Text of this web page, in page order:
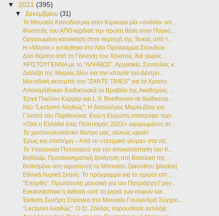
▼ 2021 (395)
▼Δεκεμβρίου(31)
Το Μουσείο Καποδίστρια στην Κέρκυρα μία «ανάσα» απ...
Φοιτητής του ΑΠΘ κέρδισε την πρώτη θέση στην Παγκό...
Οργανωμένη κατοίκηση στην περιοχή της Τενέας από τ...
Η «Μύρτις» εντάχθηκε στο Νέο Πρόγραμμα Σπουδών
Δύο θέματα από τη Γέννηση του Χριστού, διά χειρός ...
ΧΡΙΣΤΟΥΓΕΝΝΑ με το "ΑΛΗΘΩΣ". Αρχειακές Συναυλίες κ...
Διάλεξη της Μαρίας Δίου για την ιστορία του Δέντρο...
Μια ειδική εκπομπή του "ZANTE TIMES" για τα Χριστο...
Απονεμήθηκαν διαδικτυακά τα Βραβεία της Ακαδημίας ...
Έργα Παύλου Καρρέρ και L.V. Beethoven σε διαδικτυα...
Νέο "Lectures Αληθώς": Η δασολόγος Μαρία Δίου για ...
Γλυπτά του Παρθενώνα: Ενώ η Ευρώπη επιστρέφει τεχν...
«Όλη η Ελλάδα ένας Πολιτισμός 2022» αφιερωμένος στ...
Το χριστουγεννιάτικο δέντρο μας, αλλιώς ωραίο
Έρως και επιστήμη – Από το «τοτεμικό γεύμα» στα πλ...
Το Υπουργείο Πολιτισμού για την αποκατάσταση του Κ...
Βηθλεέμ. Προσκυνηματική ξενάγηση στη Βασιλική της ...
Βυθισμένο στη νεροποντή το Μπανάτο Ζακύνθου [photos]
Εθνική Λυρική Σκηνή: Το πρόγραμμα για το πρώτο επτ...
"Επήρθη". Πρωτότυπη μουσική για τον Πατριάρχη Γρηγ...
Εγκαινιάστηκε η έκθεση «απ' τη μεριά των σοφών και...
Έκθεση Σωτήρη Σόρογκα στο Μουσείο Γουλανδρή Σύγχρο...
“Lectures Αληθώς”: Ο Στ. Ζούλας παρουσίασε αντιλήψ...